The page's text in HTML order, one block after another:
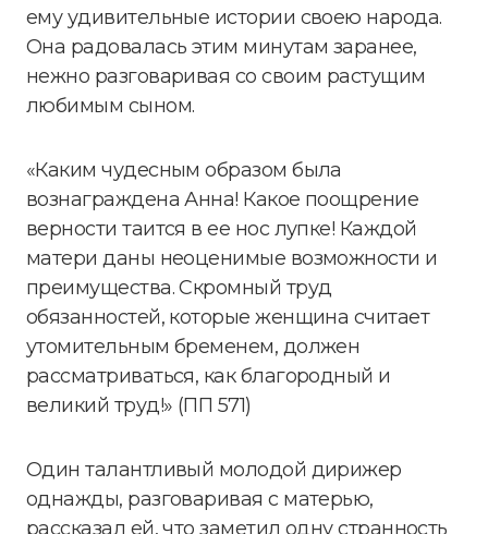
ему удивительные истории своею народа.
Она радовалась этим минутам заранее,
нежно разговаривая со своим растущим
любимым сыном.
«Каким чудесным образом была
вознаграждена Анна! Какое поощрение
верности таится в ее нос лупке! Каждой
матери даны неоценимые возможности и
преимущества. Скромный труд
обязанностей, которые женщина считает
утомительным бременем, должен
рассматриваться, как благородный и
великий труд!» (ПП 571)
Один талантливый молодой дирижер
однажды, разговаривая с матерью,
рассказал ей, что заметил одну странность